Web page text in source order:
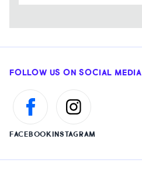
FOLLOW US ON SOCIAL MEDIA
FACEBOOKINSTAGRAM